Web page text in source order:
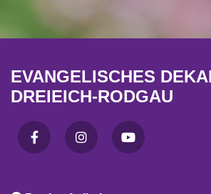
EVANGELISCHES
DREIEICH-RODGAU